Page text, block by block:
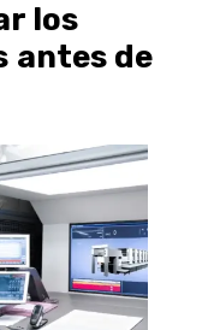
los
antes de